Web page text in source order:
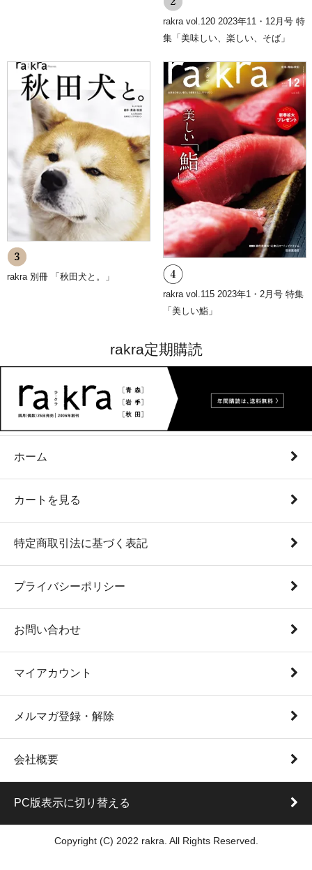
rakra vol.120 2023年11・12月号 特
集「美味しい、楽しい、そば」
rakra 別冊 「秋田犬と。」
rakra vol.115 2023年1・2月号 特集
「美しい鮨」
rakra定期購読
ホーム
カートを見る
特定商取引法に基づく表記
プライバシーポリシー
お問い合わせ
マイアカウント
メルマガ登録・解除
会社概要
PC版表示に切り替える
Copyright (C) 2022 rakra. All Rights Reserved.